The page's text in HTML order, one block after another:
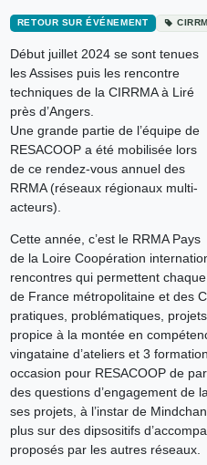
RETOUR SUR ÉVÉNEMENT
Début juillet 2024 se sont tenues
les Assises puis les rencontre
techniques de la CIRRMA à Liré
près d’Angers.
Une grande partie de l’équipe de
RESACOOP a été mobilisée lors
de ce rendez-vous annuel des
RRMA (réseaux régionaux multi-
acteurs).
Cette année, c’est le RRMA Pays
de la Loire Coopération
rencontres qui permettent
de France métropolitaine et des
pratiques, problématiques,
propice à la montée en
vingataine d’ateliers et 3
occasion pour RESACOOP de
des questions d’engagement de
ses projets, à l’instar de
plus sur des dipsositifs
proposés par les autres réseaux.